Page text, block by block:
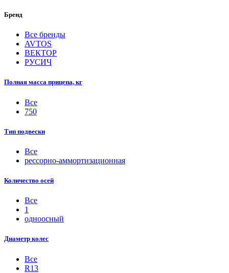
Бренд
Все бренды
AVTOS
ВЕКТОР
РУСИЧ
Полная масса прицепа, кг
Все
750
Тип подвески
Все
рессорно-аммортизационная
Количество осей
Все
1
одноосный
Диаметр колес
Все
R13